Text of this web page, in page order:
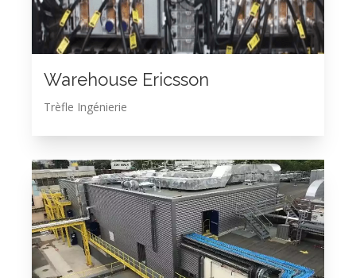
Warehouse Ericsson
Trèfle Ingénierie